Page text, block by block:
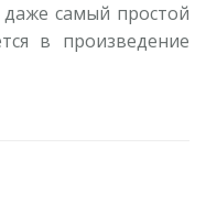
самый простой
в произведение